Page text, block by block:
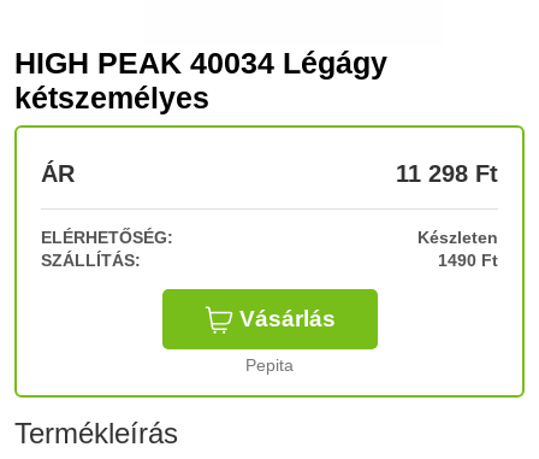
HIGH PEAK 40034 Légágy
kétszemélyes
ÁR 11 298 Ft
ELÉRHETŐSÉG:
Készleten
SZÁLLÍTÁS:
1490 Ft
Vásárlás
Pepita
Termékleírás